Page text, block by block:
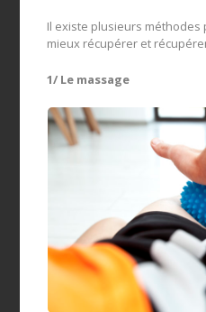
Il existe plusieurs
mieux récupérer et
1/ Le massage